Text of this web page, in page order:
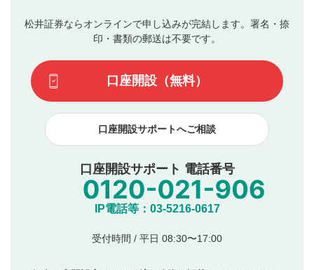
3
動画の評価
です）
評価およびコメントは当社にて審査のうえ、掲載となり
ます。掲載されるまでに日数がかかる場合や掲載されない
てはお答えできません。各動画コンテンツへの掲載をもっ
て結果のご連絡といたします。ご了承ください。
下記の項目に該当すると判断された投稿内容は、掲載を
見合わせる場合がございます。
本動画コンテンツとは無関係の内容の投稿
他者への誹謗中傷や差別的表現投稿
公序良俗に反する内容の投稿
氏名、住所、電話番号など個人を特定できる情報の
他のサイトへの誘導や営利目的、広告・宣伝を目
他者の権利（商標、著作権、その他の知的財産
松井証券ならオンラインで申し込みが完結します。署名・捺
印・書類の郵送は不要です。
口座開設（無料）
口座開設サポートへご相談
口座開設サポート 電話番号
IP電話等：03-5216-0617
受付時間 / 平日 08:30〜17:00